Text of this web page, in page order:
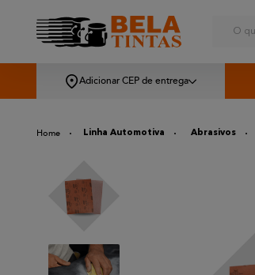
Adicionar CEP de entrega
Linha Automotiva Abrasivos